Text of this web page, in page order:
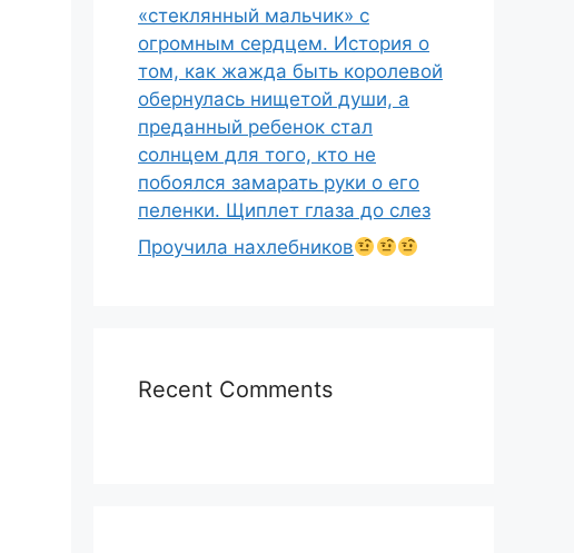
«стеклянный мальчик» с
огромным сердцем. История о
том, как жажда быть королевой
обернулась нищетой души, а
преданный ребенок стал
солнцем для того, кто не
побоялся замарать руки о его
пеленки. Щиплет глаза до слез
Проучила нахлебников
Recent Comments